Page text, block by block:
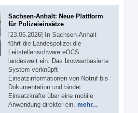
Sachsen-Anhalt: Neue Plattform
für Polizeieinsätze
[23.06.2026] In Sachsen-Anhalt
führt die Landespolizei die
Leitstellensoftware eOCS
landesweit ein. Das browserbasierte
System verknüpft
Einsatzinformationen von Notruf bis
Dokumentation und bindet
Einsatzkräfte über eine mobile
Anwendung direkter ein. mehr...